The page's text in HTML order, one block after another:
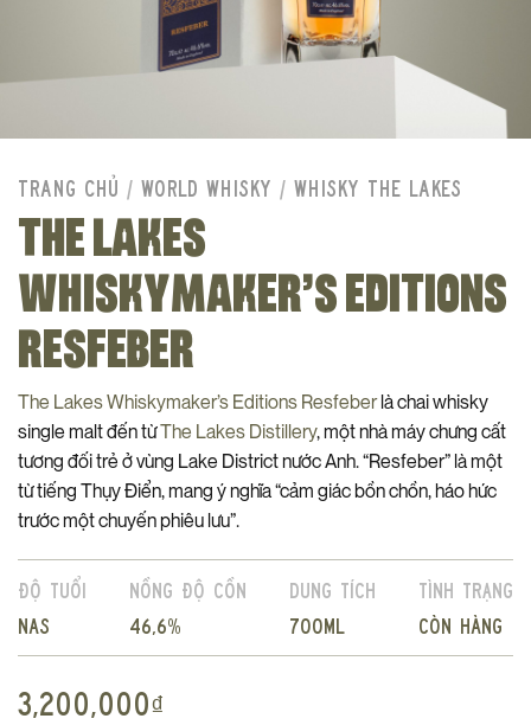
TRANG CHỦ / WORLD WHISKY / WHISKY THE LAKES
THE LAKES
WHISKYMAKER’S EDITIONS
RESFEBER
The Lakes Whiskymaker’s Editions Resfeberlà chai whisky
single malt đến từThe Lakes Distillery, một nhà máy chưng cất
tương đối trẻ ở vùng Lake District nước Anh. “Resfeber” là một
từ tiếng Thụy Điển, mang ý nghĩa “cảm giác bồn chồn, háo hức
trước một chuyến phiêu lưu”.
Độ tuổi
NAS
Nồng độ cồn
46,6%
Dung tích
700ml
Tình trạng
Còn hàng
3,200,000₫